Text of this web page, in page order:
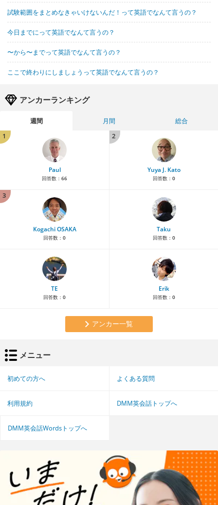
試験範囲をまとめなきゃいけないんだ！って英語でなんて言うの？
今日までにって英語でなんて言うの？
〜から〜までって英語でなんて言うの？
ここで終わりにしましょうって英語でなんて言うの？
アンカーランキング
週間 月間
総合
1
Paul
回答数： 66
2
Yuya J. Kato
回答数： 0
3
Kogachi OSAKA
回答数： 0
Taku
回答数： 0
TE
回答数： 0
Erik
回答数： 0
アンカー一覧
メニュー
初めての方へ よくある質問
利用規約 DMM英会話トップへ
DMM英会話Wordsトップへ